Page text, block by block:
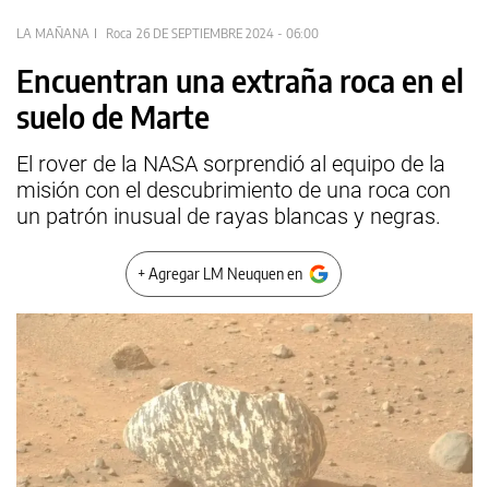
LA MAÑANA Roca 26 DE SEPTIEMBRE 2024 - 06:00
Encuentran una extraña roca en el
suelo de Marte
El rover de la NASA sorprendió al equipo de la
misión con el descubrimiento de una roca con
un patrón inusual de rayas blancas y negras.
+ Agregar LM Neuquen en